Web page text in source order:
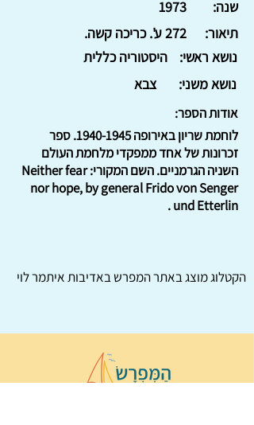
1973
שנה:
272 ע'. כריכה קשה.
תיאור:
היסטוריה כללית
נושא ראשי:
צבא
נושא משני:
אודות הספר:
לוחמת שריון באירופה1940-1945. ספר
זכרונות של אחד ממפקדי מלחמת העולם
השניה הגרמניים. השם המקורי: Neither fear
nor hope, by general Frido von Senger
und Etterlin .
הקטלוג מוצג באתרהמפרשבאדיבות איתמר לוי